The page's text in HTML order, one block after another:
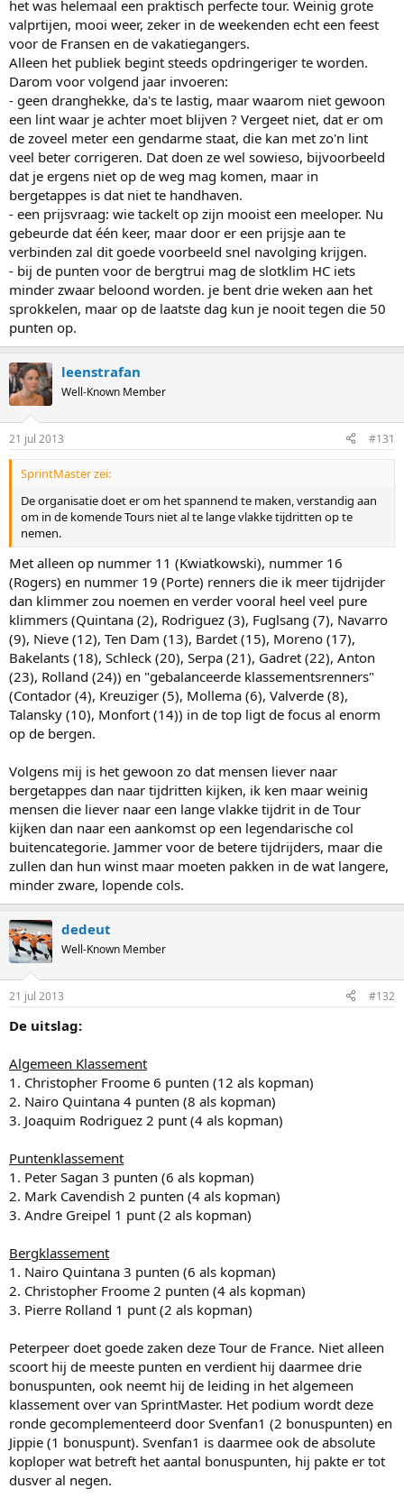
het was helemaal een praktisch perfecte tour. Weinig grote
valprtijen, mooi weer, zeker in de weekenden echt een feest
voor de Fransen en de vakatiegangers.
Alleen het publiek begint steeds opdringeriger te worden.
Darom voor volgend jaar invoeren:
- geen dranghekke, da's te lastig, maar waarom niet gewoon
een lint waar je achter moet blijven ? Vergeet niet, dat er om
de zoveel meter een gendarme staat, die kan met zo'n lint
veel beter corrigeren. Dat doen ze wel sowieso, bijvoorbeeld
dat je ergens niet op de weg mag komen, maar in
bergetappes is dat niet te handhaven.
- een prijsvraag: wie tackelt op zijn mooist een meeloper. Nu
gebeurde dat één keer, maar door er een prijsje aan te
verbinden zal dit goede voorbeeld snel navolging krijgen.
- bij de punten voor de bergtrui mag de slotklim HC iets
minder zwaar beloond worden. je bent drie weken aan het
sprokkelen, maar op de laatste dag kun je nooit tegen die 50
punten op.
leenstrafan
Well-Known Member
21 jul 2013 #131
SprintMaster zei:
De organisatie doet er om het spannend te maken, verstandig aan
om in de komende Tours niet al te lange vlakke tijdritten op te
nemen.
Met alleen op nummer 11 (Kwiatkowski), nummer 16
(Rogers) en nummer 19 (Porte) renners die ik meer tijdrijder
dan klimmer zou noemen en verder vooral heel veel pure
klimmers (Quintana (2), Rodriguez (3), Fuglsang (7), Navarro
(9), Nieve (12), Ten Dam (13), Bardet (15), Moreno (17),
Bakelants (18), Schleck (20), Serpa (21), Gadret (22), Anton
(23), Rolland (24)) en "gebalanceerde klassementsrenners"
(Contador (4), Kreuziger (5), Mollema (6), Valverde (8),
Talansky (10), Monfort (14)) in de top ligt de focus al enorm
op de bergen.
Volgens mij is het gewoon zo dat mensen liever naar
bergetappes dan naar tijdritten kijken, ik ken maar weinig
mensen die liever naar een lange vlakke tijdrit in de Tour
kijken dan naar een aankomst op een legendarische col
buitencategorie. Jammer voor de betere tijdrijders, maar die
zullen dan hun winst maar moeten pakken in de wat langere,
minder zware, lopende cols.
dedeut
Well-Known Member
21 jul 2013 #132
De uitslag:
Algemeen Klassement
1. Christopher Froome 6 punten (12 als kopman)
2. Nairo Quintana 4 punten (8 als kopman)
3. Joaquim Rodriguez 2 punt (4 als kopman)
Puntenklassement
1. Peter Sagan 3 punten (6 als kopman)
2. Mark Cavendish 2 punten (4 als kopman)
3. Andre Greipel 1 punt (2 als kopman)
Bergklassement
1. Nairo Quintana 3 punten (6 als kopman)
2. Christopher Froome 2 punten (4 als kopman)
3. Pierre Rolland 1 punt (2 als kopman)
Peterpeer doet goede zaken deze Tour de France. Niet alleen
scoort hij de meeste punten en verdient hij daarmee drie
bonuspunten, ook neemt hij de leiding in het algemeen
klassement over van SprintMaster. Het podium wordt deze
ronde gecomplementeerd door Svenfan1 (2 bonuspunten) en
Jippie (1 bonuspunt). Svenfan1 is daarmee ook de absolute
koploper wat betreft het aantal bonuspunten, hij pakte er tot
dusver al negen.